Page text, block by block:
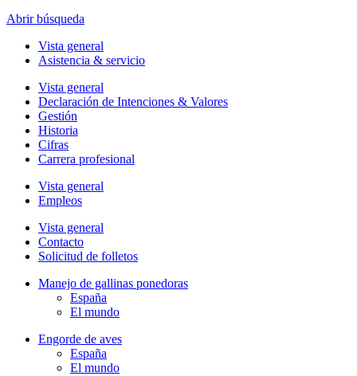
Abrir búsqueda
Vista general
Asistencia & servicio
Vista general
Declaración de Intenciones & Valores
Gestión
Historia
Cifras
Carrera profesional
Vista general
Empleos
Vista general
Contacto
Solicitud de folletos
Manejo de gallinas ponedoras
España
El mundo
Engorde de aves
España
El mundo